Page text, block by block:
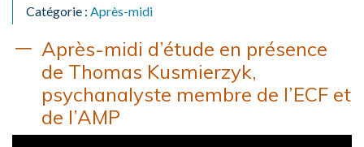
Catégorie : Après-midi
Après-midi d’étude en présence
de Thomas Kusmierzyk,
psychanalyste membre de l’ECF et
de l’AMP